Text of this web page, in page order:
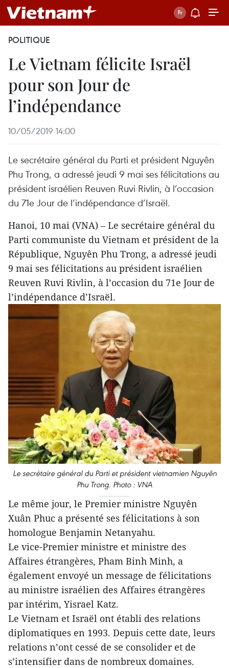
POLITIQUE
Le Vietnam félicite Israël
pour son Jour de
l’indépendance
10/05/2019 14:00
Le secrétaire général du Parti et président Nguyên
Phu Trong, a adressé jeudi 9 mai ses félicitations au
président israélien Reuven Ruvi Rivlin, à l’occasion
du 71e Jour de l’indépendance d’Israël.
Hanoi, 10 mai (VNA) – Le secrétaire général du
Parti communiste du Vietnam et président de la
République, Nguyên Phu Trong, a adressé jeudi
9 mai ses félicitations au président israélien
Reuven Ruvi Rivlin, à l’occasion du 71e Jour de
l’indépendance d’Israël.
Le secrétaire général du Parti et président vietnamien Nguyên
Phu Trong. Photo : VNA
Le même jour, le Premier ministre Nguyên
Xuân Phuc a présenté ses félicitations à son
homologue Benjamin Netanyahu.
Le vice-Premier ministre et ministre des
Affaires étrangères, Pham Binh Minh, a
également envoyé un message de félicitations
au ministre israélien des Affaires étrangères
par intérim, Yisrael Katz.
Le Vietnam et Israël ont établi des relations
diplomatiques en 1993. Depuis cette date, leurs
relations n’ont cessé de se consolider et de
s’intensifier dans de nombreux domaines.